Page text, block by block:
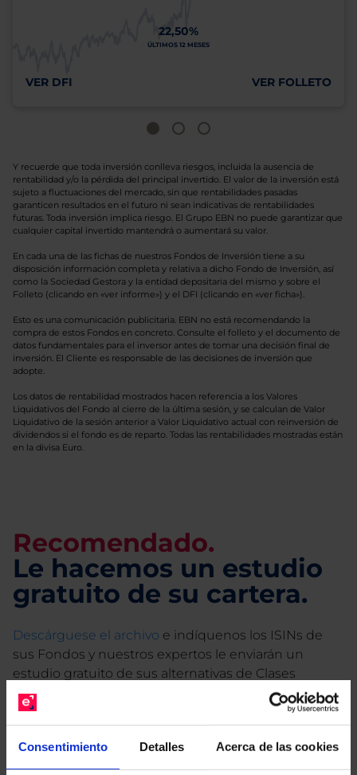
Consentimiento Detalles Acerca de las cookies
22,50%
ÚLTIMOS 12 MESES
VER DFI VER FOLLETO
Y recuerde que toda inversión conlleva riesgos, incluida la ausencia de
rentabilidad y/o la pérdida del principal invertido. El valor de la inversión está
sujeto a fluctuaciones del mercado, sin que rentabilidades pasadas
garanticen resultados en el futuro ni sean indicativas de rentabilidades
futuras. Toda inversión implica riesgo. El Grupo EBN no puede garantizar que
cualquier capital invertido mantendrá o aumentará su valor.
En cada una de las fichas de nuestros Fondos de Inversión tiene a su
disposición información completa y relativa a dicho Fondo de Inversión, así
como la Sociedad Gestora y la entidad depositaria del mismo y sobre el
Folleto (clicando en «ver informe») y el DFI (clicando en «ver ficha»).
Esto es una comunicación publicitaria. EBN no está recomendando la
compra de estos Fondos en concreto. Consulte el folleto y el documento de
datos fundamentales para el inversor antes de tomar una decisión final de
inversión. El Cliente es responsable de las decisiones de inversión que
adopte.
Los datos de rentabilidad mostrados hacen referencia a los Valores
Liquidativos del Fondo al cierre de la última sesión, y se calculan de Valor
Liquidativo de la sesión anterior a Valor Liquidativo actual con reinversión de
dividendos si el fondo es de reparto. Todas las rentabilidades mostradas están
en la divisa Euro.
Recomendado.
Le hacemos un estudio
gratuito de su cartera.
Descárguese el archivo e indíquenos los ISINs de
sus Fondos y nuestros expertos le enviarán un
estudio gratuito de sus alternativas de Clases
Limpias con las que podrá ahorrar en sus costes.